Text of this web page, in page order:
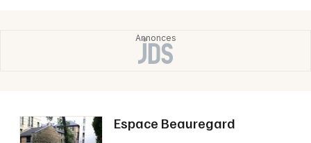
Espace Beauregard